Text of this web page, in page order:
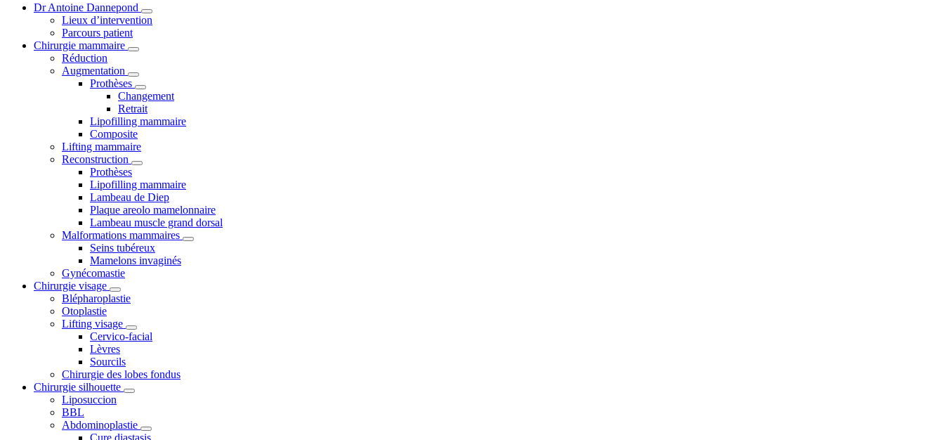
Dr Antoine Dannepond
Lieux d’intervention
Parcours patient
Chirurgie mammaire
Réduction
Augmentation
Prothèses
Changement
Retrait
Lipofilling mammaire
Composite
Lifting mammaire
Reconstruction
Prothèses
Lipofilling mammaire
Lambeau de Diep
Plaque areolo mamelonnaire
Lambeau muscle grand dorsal
Malformations mammaires
Seins tubéreux
Mamelons invaginés
Gynécomastie
Chirurgie visage
Blépharoplastie
Otoplastie
Lifting visage
Cervico-facial
Lèvres
Sourcils
Chirurgie des lobes fondus
Chirurgie silhouette
Liposuccion
BBL
Abdominoplastie
Cure diastasis